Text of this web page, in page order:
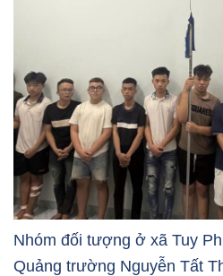
Nhóm đối tượng ở xã Tuy
Quảng trường Nguyễn Tất